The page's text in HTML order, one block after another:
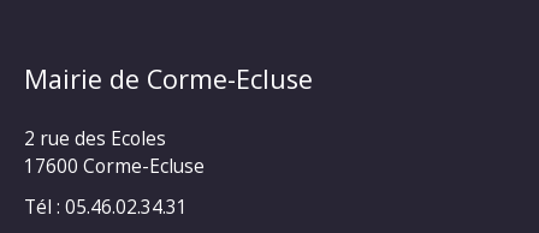
Mairie de Corme-Ecluse
2 rue des Ecoles
17600 Corme-Ecluse
Tél : 05.46.02.34.31